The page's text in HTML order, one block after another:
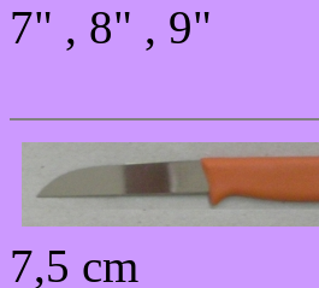
7" , 8" , 9"
7,5 cm